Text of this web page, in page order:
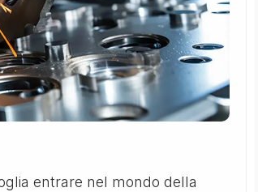
entrare nel mondo della